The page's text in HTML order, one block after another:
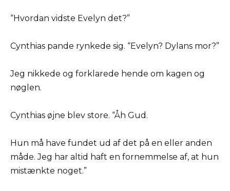
“Hvordan vidste Evelyn det?”
Cynthias pande rynkede sig. “Evelyn? Dylans mor?”
Jeg nikkede og forklarede hende om kagen og
nøglen.
Cynthias øjne blev store. “Åh Gud.
Hun må have fundet ud af det på en eller anden
måde. Jeg har altid haft en fornemmelse af, at hun
mistænkte noget.”